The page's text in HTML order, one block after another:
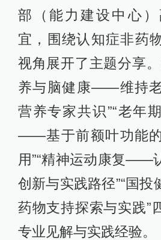
部（能力建设中心
宜，围绕认知症非药
视角展开了主题分享
养与脑健康——维持
营养专家共识”“老年
——基于前额叶功能
用”“精神运动康复——
创新与实践路径”“国投
药物支持探索与实践”
专业见解与实践经验。